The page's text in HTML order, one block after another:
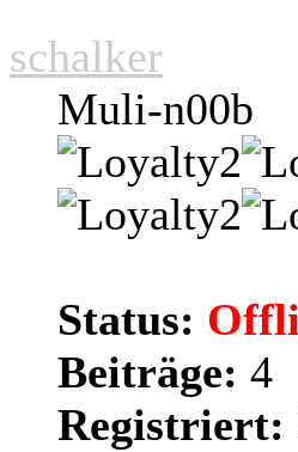
schalker
Muli-n00b
Status:
Beiträge: 4
Registriert: